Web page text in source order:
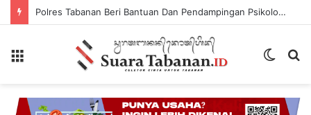
Polres Tabanan Beri Bantuan Dan Pendampingan Psikologis
Switch